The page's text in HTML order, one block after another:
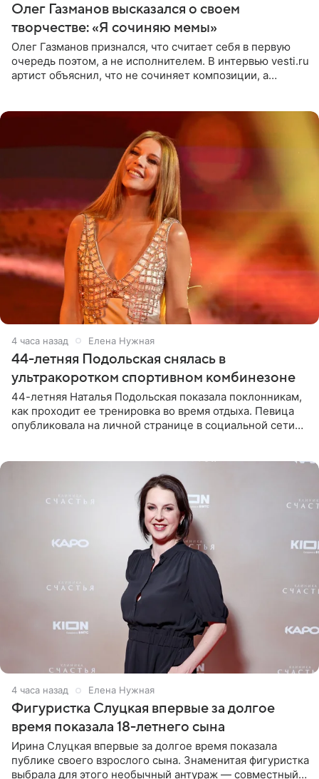
Олег Газманов высказался о своем
творчестве: «Я сочиняю мемы»
Олег Газманов признался, что считает себя в первую
очередь поэтом, а не исполнителем. В интервью vesti.ru
артист объяснил, что не сочиняет композиции, а
4 часа назад Елена Нужная
44-летняя Подольская снялась в
ультракоротком спортивном комбинезоне
44-летняя Наталья Подольская показала поклонникам,
как проходит ее тренировка во время отдыха. Певица
опубликовала на личной странице в социальной сети
4 часа назад Елена Нужная
Фигуристка Слуцкая впервые за долгое
время показала 18-летнего сына
Ирина Слуцкая впервые за долгое время показала
публике своего взрослого сына. Знаменитая фигуристка
выбрала для этого необычный антураж — совместный